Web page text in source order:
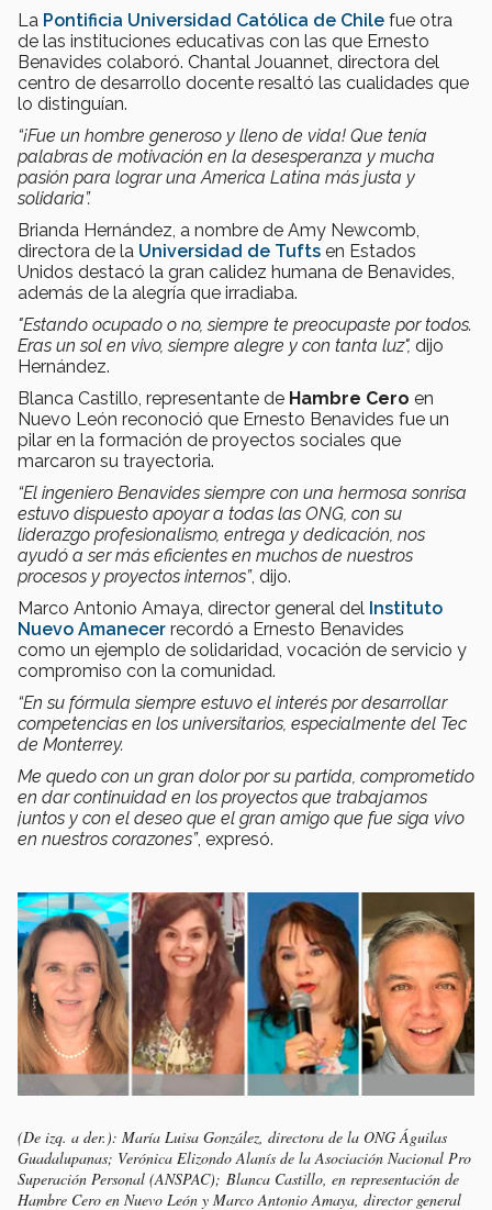
La Pontificia Universidad Católica de Chile fue otra
de las instituciones educativas con las que Ernesto
Benavides colaboró. Chantal Jouannet, directora del
centro de desarrollo docente resaltó las cualidades que
lo distinguían.
“¡Fue un hombre generoso y lleno de vida! Que tenía
palabras de motivación en la desesperanza y mucha
pasión para lograr una America Latina más justa y
solidaria”.
Brianda Hernández, a nombre de Amy Newcomb,
directora de la Universidad de Tufts en Estados
Unidos destacó la gran calidez humana de Benavides,
además de la alegría que irradiaba.
"Estando ocupado o no, siempre te preocupaste por todos.
Eras un sol en vivo, siempre alegre y con tanta luz", dijo
Hernández.
Blanca Castillo, representante de Hambre Cero en
Nuevo León reconoció que Ernesto Benavides fue un
pilar en la formación de proyectos sociales que
marcaron su trayectoria.
“El ingeniero Benavides siempre con una hermosa sonrisa
estuvo dispuesto apoyar a todas las ONG, con su
liderazgo profesionalismo, entrega y dedicación, nos
ayudó a ser más eficientes en muchos de nuestros
procesos y proyectos internos”, dijo.
Marco Antonio Amaya, director general del Instituto
Nuevo Amanecer recordó a Ernesto Benavides
como un ejemplo de solidaridad, vocación de servicio y
compromiso con la comunidad.
“En su fórmula siempre estuvo el interés por desarrollar
competencias en los universitarios, especialmente del Tec
de Monterrey.
Me quedo con un gran dolor por su partida, comprometido
en dar continuidad en los proyectos que trabajamos
juntos y con el deseo que el gran amigo que fue siga vivo
en nuestros corazones”, expresó.
(De izq. a der.): María Luisa González, directora de la ONG Águilas
Guadalupanas; Verónica Elizondo Alanís de la Asociación Nacional Pro
Superación Personal (ANSPAC); Blanca Castillo, en representación de
Hambre Cero en Nuevo León y Marco Antonio Amaya, director general